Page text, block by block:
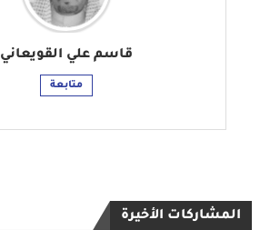
قاسم علي القويعاني
متابعة
المشاركات الأخيرة